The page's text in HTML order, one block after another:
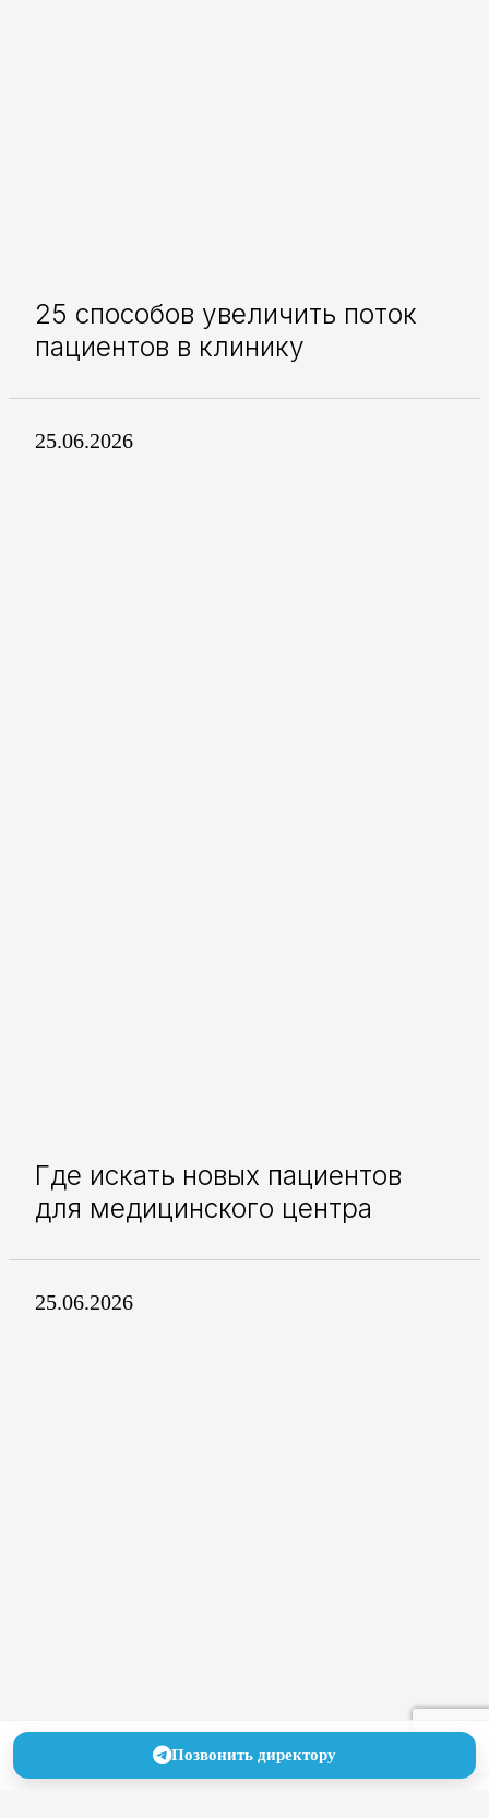
25 способов увеличить поток
пациентов в клинику
25.06.2026
Где искать новых пациентов
для медицинского центра
25.06.2026
Позвонить директору